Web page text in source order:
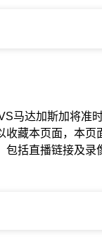
马达加斯加将准
藏本页面，本
括直播链接及录